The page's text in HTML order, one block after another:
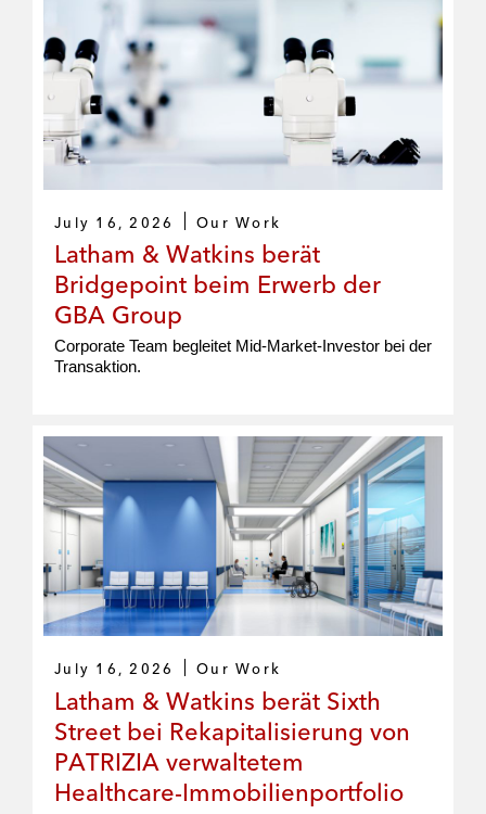
July 16, 2026 Our Work
Latham & Watkins berät
Bridgepoint beim Erwerb der
GBA Group
Corporate Team begleitet Mid-Market-Investor bei der
Transaktion.
July 16, 2026 Our Work
Latham & Watkins berät Sixth
Street bei Rekapitalisierung von
PATRIZIA verwaltetem
Healthcare-Immobilienportfolio